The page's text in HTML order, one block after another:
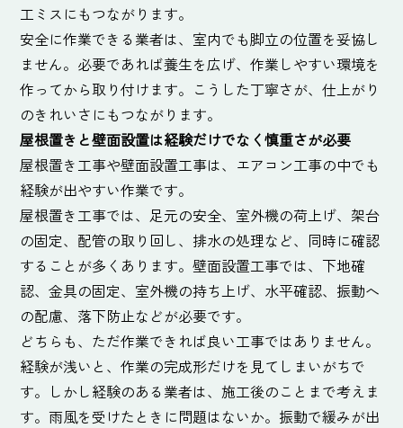
工ミスにもつながります。
安全に作業できる業者は、室内でも脚立の位置を妥協し
ません。必要であれば養生を広げ、作業しやすい環境を
作ってから取り付けます。こうした丁寧さが、仕上がり
のきれいさにもつながります。
屋根置きと壁面設置は経験だけでなく慎重さが必要
屋根置き工事や壁面設置工事は、エアコン工事の中でも
経験が出やすい作業です。
屋根置き工事では、足元の安全、室外機の荷上げ、架台
の固定、配管の取り回し、排水の処理など、同時に確認
することが多くあります。壁面設置工事では、下地確
認、金具の固定、室外機の持ち上げ、水平確認、振動へ
の配慮、落下防止などが必要です。
どちらも、ただ作業できれば良い工事ではありません。
経験が浅いと、作業の完成形だけを見てしまいがちで
す。しかし経験のある業者は、施工後のことまで考えま
す。雨風を受けたときに問題はないか。振動で緩みが出